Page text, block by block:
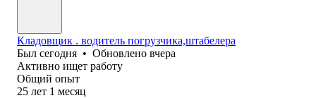
Кладовщик . водитель погрузчика,штабелера
Был сегодня • Обновлено вчера
Активно ищет работу
Общий опыт
25 лет 1 месяц